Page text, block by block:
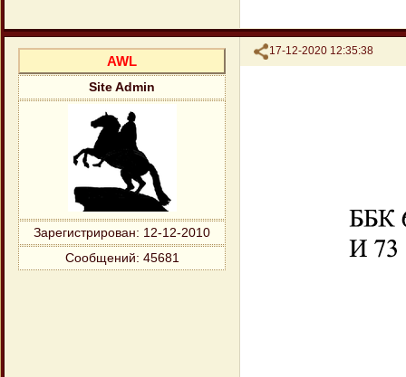
Поделиться
17-12-2020 12:35:38
AWL
Site Admin
Зарегистрирован: 12-12-2010
Сообщений: 45681